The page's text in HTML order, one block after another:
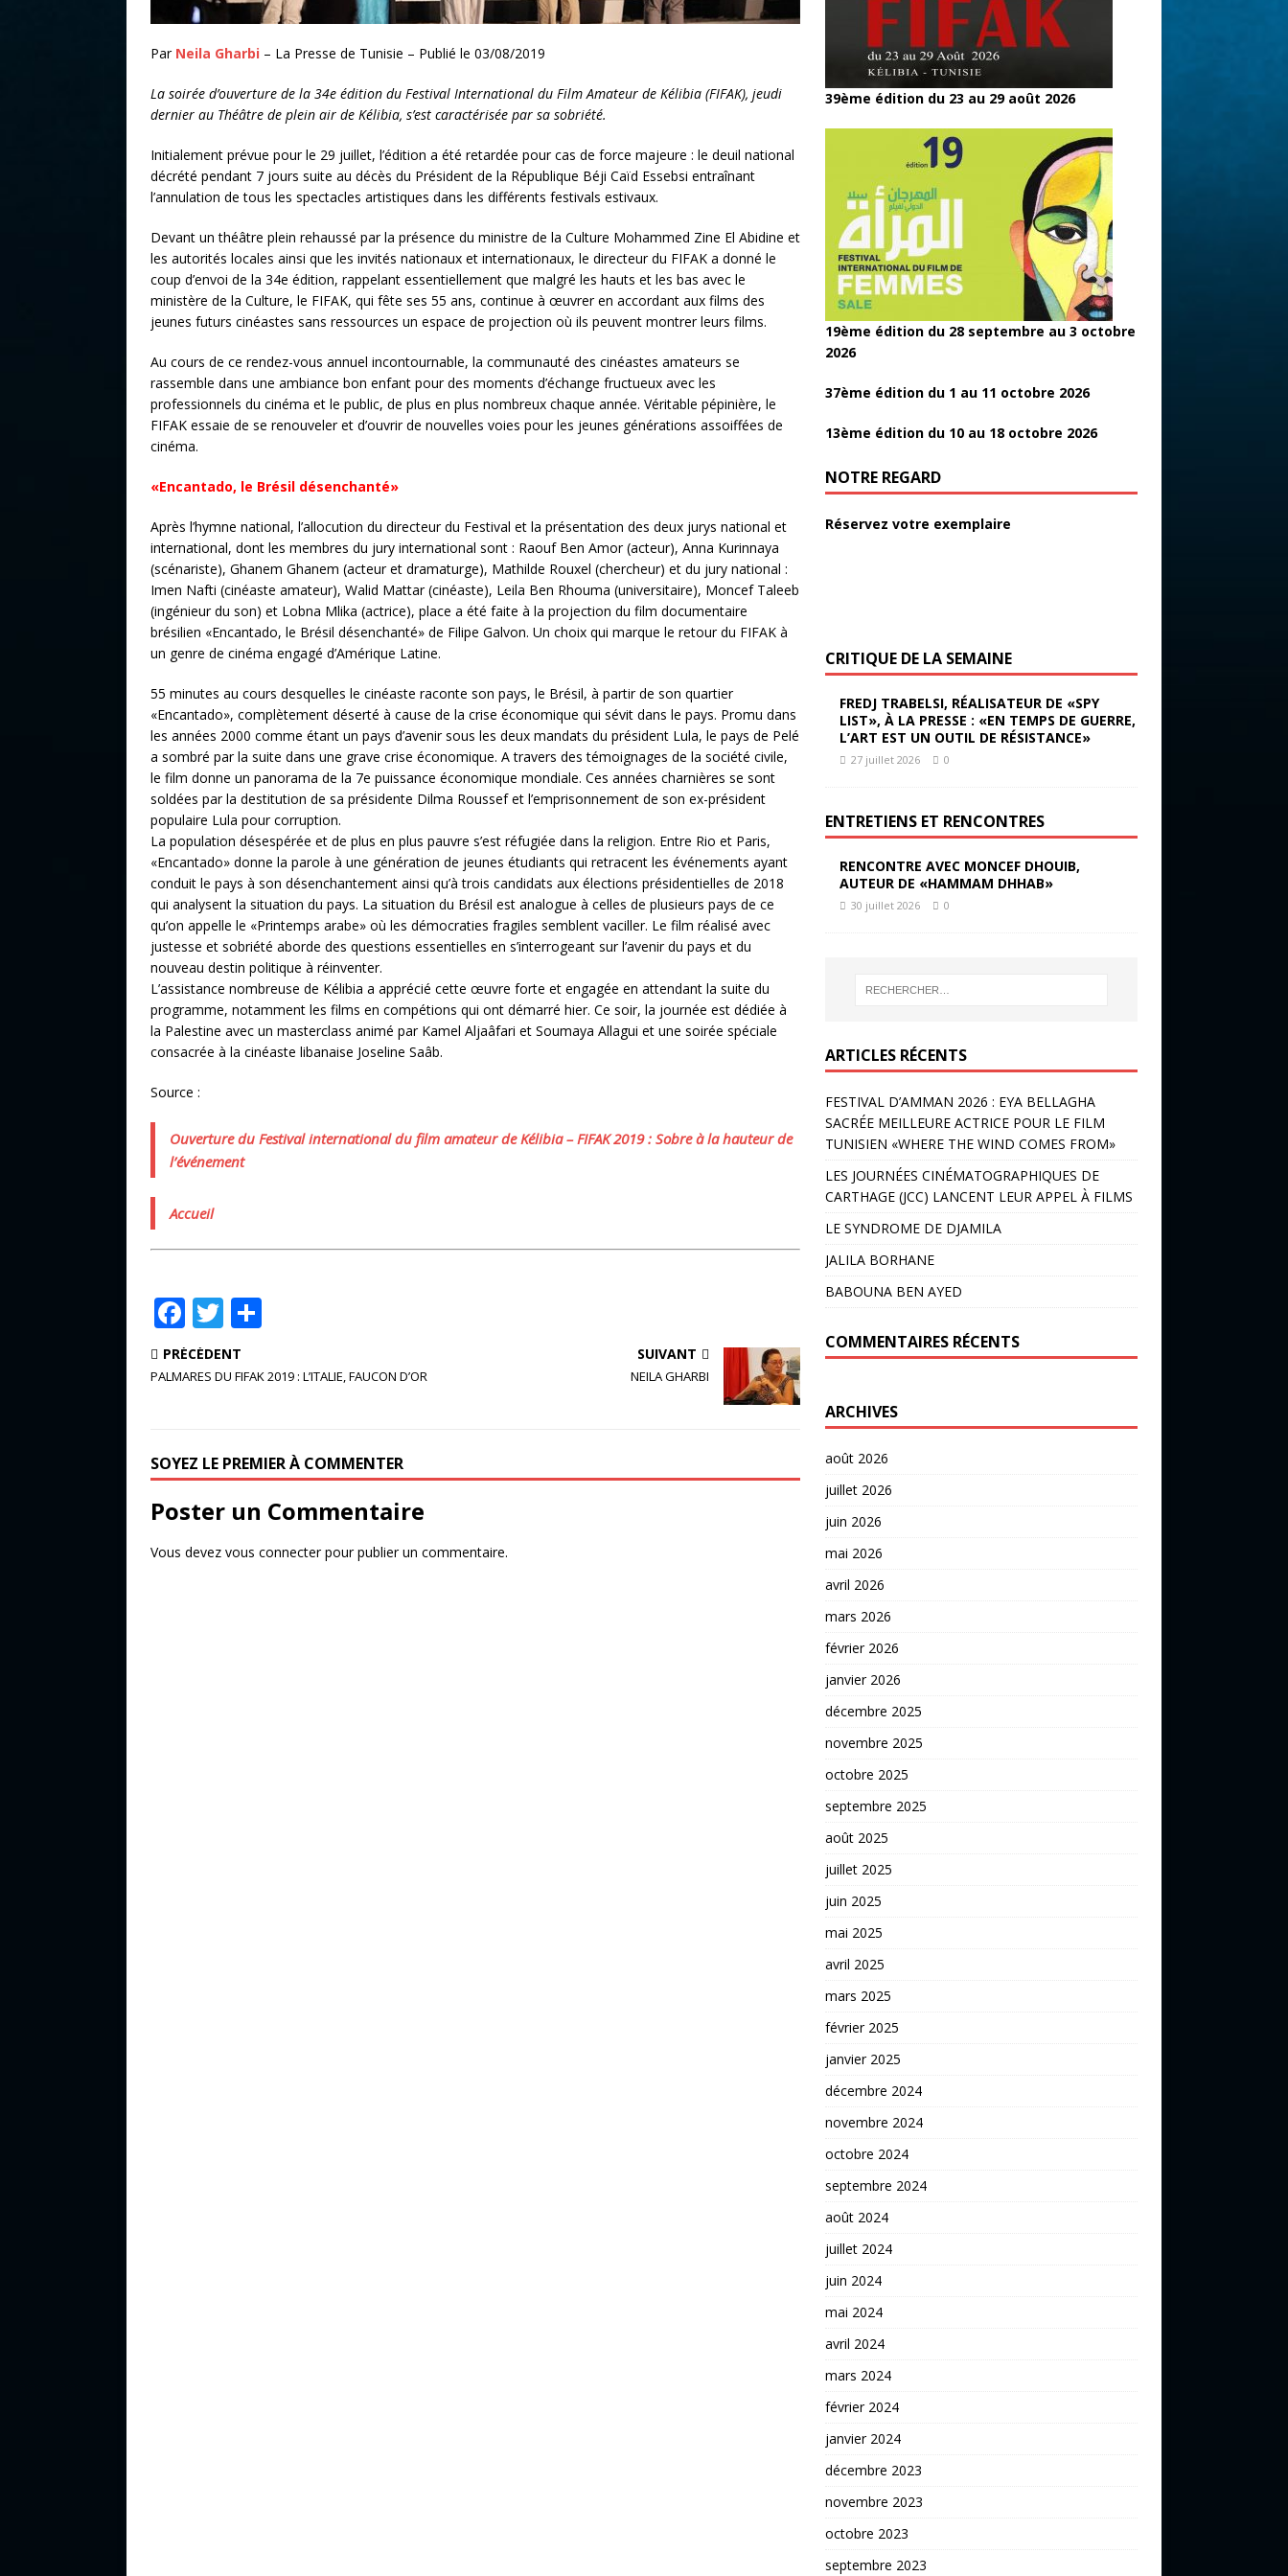
Par Neila Gharbi – La Presse de Tunisie – Publié le 03/08/2019
La soirée d’ouverture de la 34e édition du Festival International du Film Amateur de Kélibia (FIFAK), jeudi
dernier au Théâtre de plein air de Kélibia, s’est caractérisée par sa sobriété.
Initialement prévue pour le 29 juillet, l’édition a été retardée pour cas de force majeure : le deuil national
décrété pendant 7 jours suite au décès du Président de la République Béji Caïd Essebsi entraînant
l’annulation de tous les spectacles artistiques dans les différents festivals estivaux.
Devant un théâtre plein rehaussé par la présence du ministre de la Culture Mohammed Zine El Abidine et
les autorités locales ainsi que les invités nationaux et internationaux, le directeur du FIFAK a donné le
coup d’envoi de la 34e édition, rappelant essentiellement que malgré les hauts et les bas avec le
ministère de la Culture, le FIFAK, qui fête ses 55 ans, continue à œuvrer en accordant aux films des
jeunes futurs cinéastes sans ressources un espace de projection où ils peuvent montrer leurs films.
Au cours de ce rendez-vous annuel incontournable, la communauté des cinéastes amateurs se
rassemble dans une ambiance bon enfant pour des moments d’échange fructueux avec les
professionnels du cinéma et le public, de plus en plus nombreux chaque année. Véritable pépinière, le
FIFAK essaie de se renouveler et d’ouvrir de nouvelles voies pour les jeunes générations assoiffées de
cinéma.
«Encantado, le Brésil désenchanté»
Après l’hymne national, l’allocution du directeur du Festival et la présentation des deux jurys national et
international, dont les membres du jury international sont : Raouf Ben Amor (acteur), Anna Kurinnaya
(scénariste), Ghanem Ghanem (acteur et dramaturge), Mathilde Rouxel (chercheur) et du jury national :
Imen Nafti (cinéaste amateur), Walid Mattar (cinéaste), Leila Ben Rhouma (universitaire), Moncef Taleeb
(ingénieur du son) et Lobna Mlika (actrice), place a été faite à la projection du film documentaire
brésilien «Encantado, le Brésil désenchanté» de Filipe Galvon. Un choix qui marque le retour du FIFAK à
un genre de cinéma engagé d’Amérique Latine.
55 minutes au cours desquelles le cinéaste raconte son pays, le Brésil, à partir de son quartier
«Encantado», complètement déserté à cause de la crise économique qui sévit dans le pays. Promu dans
les années 2000 comme étant un pays d’avenir sous les deux mandats du président Lula, le pays de Pelé
a sombré par la suite dans une grave crise économique. A travers des témoignages de la société civile,
le film donne un panorama de la 7e puissance économique mondiale. Ces années charnières se sont
soldées par la destitution de sa présidente Dilma Roussef et l’emprisonnement de son ex-président
populaire Lula pour corruption.
La population désespérée et de plus en plus pauvre s’est réfugiée dans la religion. Entre Rio et Paris,
«Encantado» donne la parole à une génération de jeunes étudiants qui retracent les événements ayant
conduit le pays à son désenchantement ainsi qu’à trois candidats aux élections présidentielles de 2018
qui analysent la situation du pays. La situation du Brésil est analogue à celles de plusieurs pays de ce
qu’on appelle le «Printemps arabe» où les démocraties fragiles semblent vaciller. Le film réalisé avec
justesse et sobriété aborde des questions essentielles en s’interrogeant sur l’avenir du pays et du
nouveau destin politique à réinventer.
L’assistance nombreuse de Kélibia a apprécié cette œuvre forte et engagée en attendant la suite du
programme, notamment les films en compétions qui ont démarré hier. Ce soir, la journée est dédiée à
la Palestine avec un masterclass animé par Kamel Aljaâfari et Soumaya Allagui et une soirée spéciale
consacrée à la cinéaste libanaise Joseline Saâb.
Source :
Ouverture du Festival international du film amateur de Kélibia – FIFAK 2019 : Sobre à la hauteur de
l’événement
Accueil
F
a
c
o
o
k
T
w
it ta
r
PRÉCÉDENT
PALMARES DU FIFAK 2019 : L’ITALIE, FAUCON D’OR
SUIVANT
NEILA GHARBI
SOYEZ LE PREMIER À COMMENTER
Poster un Commentaire
Vous devez vous connecterpour publier un commentaire.
39ème édition du 23 au 29 août 2026
19ème édition du 28 septembre au 3 octobre
2026
37ème édition du 1 au 11 octobre 2026
13ème édition du 10 au 18 octobre 2026
NOTRE REGARD
Réservez votre exemplaire
CRITIQUE DE LA SEMAINE
FREDJ TRABELSI, RÉALISATEUR DE «SPY
LIST», À LA PRESSE : «EN TEMPS DE GUERRE,
L’ART EST UN OUTIL DE RÉSISTANCE»
27 juillet 2026 0
ENTRETIENS ET RENCONTRES
RENCONTRE AVEC MONCEF DHOUIB,
AUTEUR DE «HAMMAM DHHAB»
30 juillet 2026 0
ARTICLES RÉCENTS
FESTIVAL D’AMMAN 2026 : EYA BELLAGHA
SACRÉE MEILLEURE ACTRICE POUR LE FILM
TUNISIEN «WHERE THE WIND COMES FROM»
LES JOURNÉES CINÉMATOGRAPHIQUES DE
CARTHAGE (JCC) LANCENT LEUR APPEL À FILMS
LE SYNDROME DE DJAMILA
JALILA BORHANE
BABOUNA BEN AYED
COMMENTAIRES RÉCENTS
ARCHIVES
août 2026
juillet 2026
juin 2026
mai 2026
avril 2026
mars 2026
février 2026
janvier 2026
décembre 2025
novembre 2025
octobre 2025
septembre 2025
août 2025
juillet 2025
juin 2025
mai 2025
avril 2025
mars 2025
février 2025
janvier 2025
décembre 2024
novembre 2024
octobre 2024
septembre 2024
août 2024
juillet 2024
juin 2024
mai 2024
avril 2024
mars 2024
février 2024
janvier 2024
décembre 2023
novembre 2023
octobre 2023
septembre 2023